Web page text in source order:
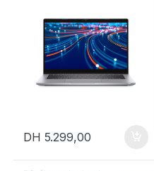
DH 5.299,00